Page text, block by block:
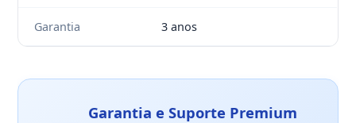
Garantia 3 anos
Garantia e Suporte Premium